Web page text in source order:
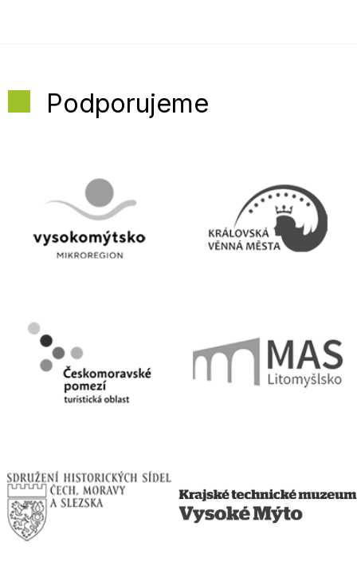
Podporujeme